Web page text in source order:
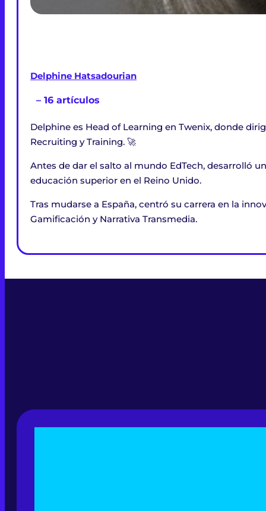
Delphine Hatsadourian
– 16 artículos
Delphine es Head of Learning en Twenix, donde
Recruiting y Training. 🚀
Antes de dar el salto al mundo EdTech, desarrolló
educación superior en el Reino Unido.
Tras mudarse a España, centró su carrera en la
Gamificación y Narrativa Transmedia.